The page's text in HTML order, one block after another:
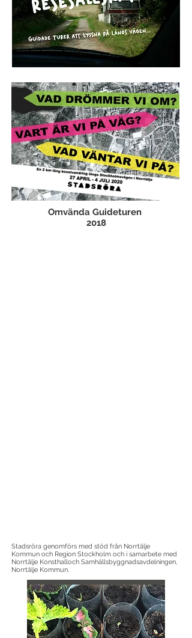
Omvända Guideturen
2018
Stadsröra genomförs med stöd från Norrtälje
Kommun och Region Stockholm och i samarbete med
Norrtälje Konsthalloch Samhällsbyggnadsavdelningen,
Norrtälje Kommun.